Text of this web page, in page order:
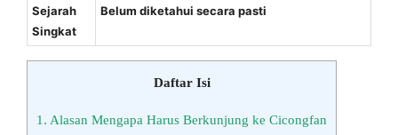
Sejarah
Singkat
Belum diketahui secara pasti
Daftar Isi
1. Alasan Mengapa Harus Berkunjung ke Cicongfan